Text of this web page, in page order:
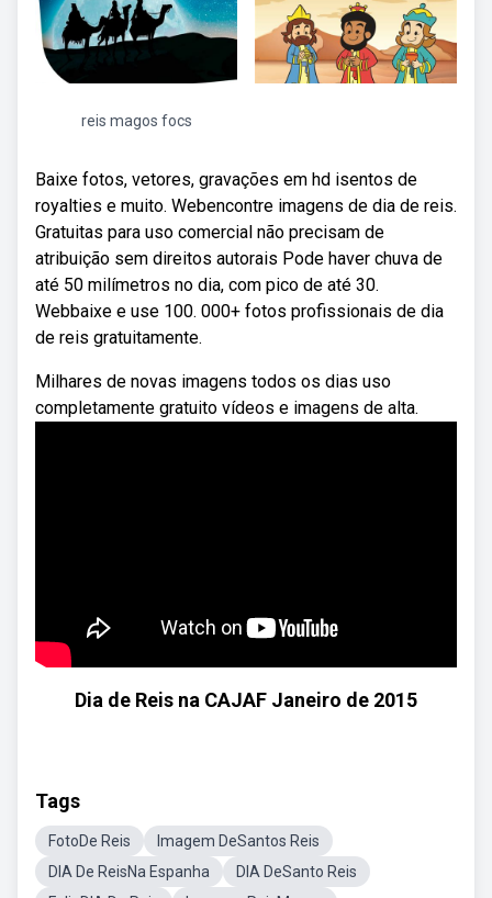
reis magos focs
Baixe fotos, vetores, gravações em hd isentos de
royalties e muito. Webencontre imagens de dia de reis.
Gratuitas para uso comercial não precisam de
atribuição sem direitos autorais Pode haver chuva de
até 50 milímetros no dia, com pico de até 30.
Webbaixe e use 100. 000+ fotos profissionais de dia
de reis gratuitamente.
Milhares de novas imagens todos os dias uso
completamente gratuito vídeos e imagens de alta.
Dia de Reis na CAJAF Janeiro de 2015
Tags
FotoDe Reis
Imagem DeSantos Reis
DIA De ReisNa Espanha
DIA DeSanto Reis